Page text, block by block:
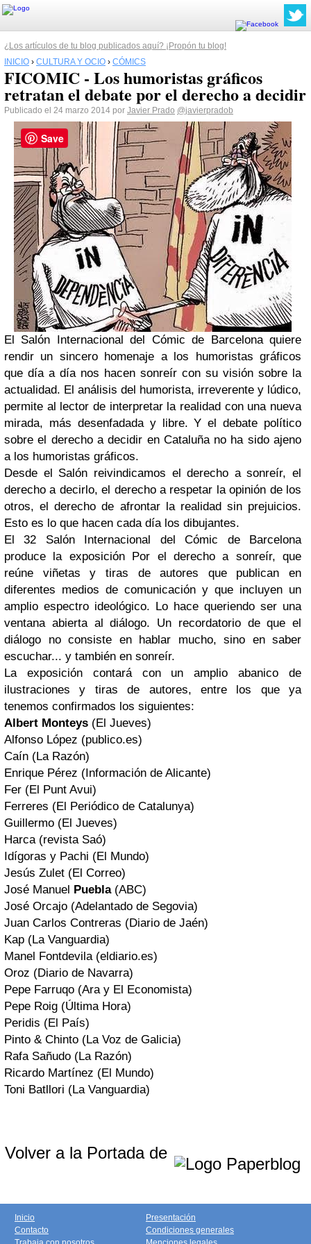
¿Los artículos de tu blog publicados aquí? ¡Propón tu blog!
INICIO › CULTURA Y OCIO › CÓMICS
FICOMIC - Los humoristas gráficos
retratan el debate por el derecho a decidir
Publicado el 24 marzo 2014 por Javier Prado @javierpradob
El Salón Internacional del Cómic de Barcelona quiere
rendir un sincero homenaje a los humoristas gráficos
que día a día nos hacen sonreír con su visión sobre la
actualidad. El análisis del humorista, irreverente y lúdico,
permite al lector de interpretar la realidad con una nueva
mirada, más desenfadada y libre. Y el debate político
sobre el derecho a decidir en Cataluña no ha sido ajeno
a los humoristas gráficos.
Desde el Salón reivindicamos el derecho a sonreír, el
derecho a decirlo, el derecho a respetar la opinión de los
otros, el derecho de afrontar la realidad sin prejuicios.
Esto es lo que hacen cada día los dibujantes.
El 32 Salón Internacional del Cómic de Barcelona
produce la exposición Por el derecho a sonreír, que
reúne viñetas y tiras de autores que publican en
diferentes medios de comunicación y que incluyen un
amplio espectro ideológico. Lo hace queriendo ser una
ventana abierta al diálogo. Un recordatorio de que el
diálogo no consiste en hablar mucho, sino en saber
escuchar... y también en sonreír.
La exposición contará con un amplio abanico de
ilustraciones y tiras de autores, entre los que ya
tenemos confirmados los siguientes:
Albert Monteys (El Jueves)
Alfonso López (publico.es)
Caín (La Razón)
Enrique Pérez (Información de Alicante)
Fer (El Punt Avui)
Ferreres (El Periódico de Catalunya)
Guillermo (El Jueves)
Harca (revista Saó)
Idígoras y Pachi (El Mundo)
Jesús Zulet (El Correo)
José Manuel Puebla(ABC)
José Orcajo (Adelantado de Segovia)
Juan Carlos Contreras (Diario de Jaén)
Kap (La Vanguardia)
Manel Fontdevila (eldiario.es)
Oroz (Diario de Navarra)
Pepe Farruqo (Ara y El Economista)
Pepe Roig (Última Hora)
Peridis (El País)
Pinto & Chinto (La Voz de Galicia)
Rafa Sañudo (La Razón)
Ricardo Martínez (El Mundo)
Toni Batllori (La Vanguardia)
Volver a la Portada de
Inicio
Contacto
Presentación
Condiciones generales
Save